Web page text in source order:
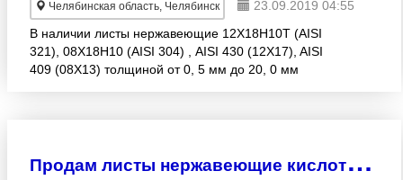
Челябинская область, Челябинск
23.09.2019 04:55
В наличии листы нержавеющие 12Х18Н10Т (AISI
321), 08Х18Н10 (AISI 304) , AISI 430 (12Х17), AISI
409 (08Х13) толщиной от 0, 5 мм до 20, 0 мм
П
родам листы нержавеющие кислотостойкие Aisi904L